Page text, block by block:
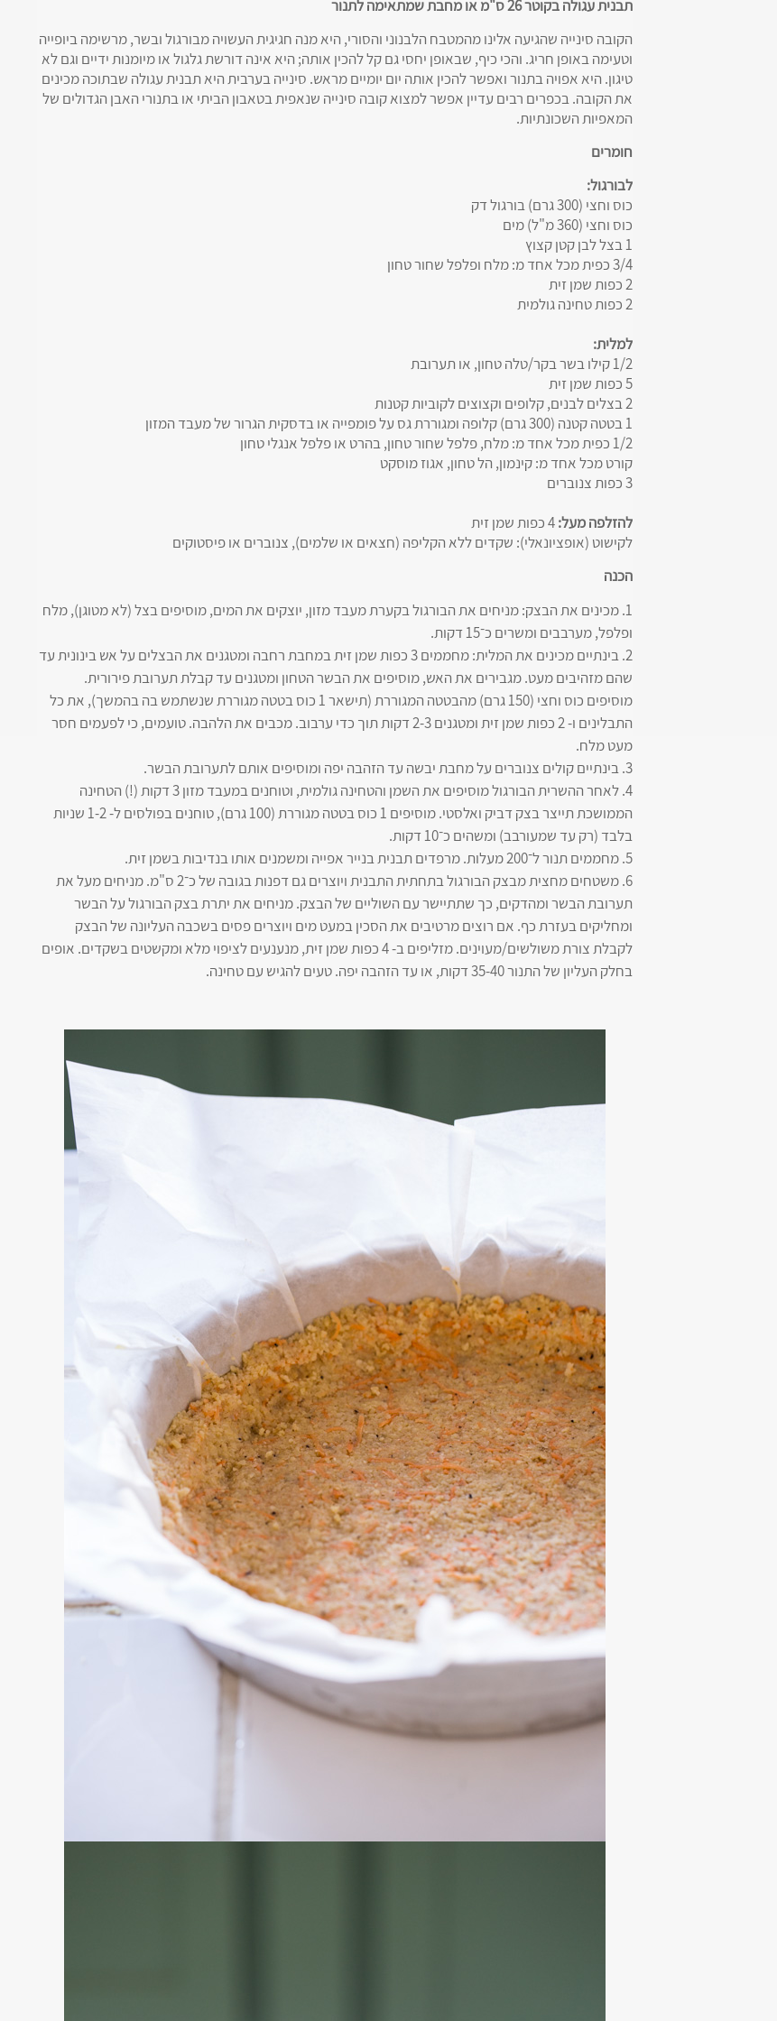
תבנית עגולה בקוטר 26 ס"מ או מחבת שמתאימה לתנור
הקובה סינייה שהגיעה אלינו מהמטבח הלבנוני והסורי, היא מנה חגיגית העשויה מבורגול ובשר, מרשימה ביופייה
וטעימה באופן חריג. והכי כיף, שבאופן יחסי גם קל להכין אותה; היא אינה דורשת גלגול או מיומנות ידיים וגם לא
טיגון. היא אפויה בתנור ואפשר להכין אותה יום יומיים מראש. סינייה בערבית היא תבנית עגולה שבתוכה מכינים
את הקובה. בכפרים רבים עדיין אפשר למצוא קובה סינייה שנאפית בטאבון הביתי או בתנורי האבן הגדולים של
המאפיות השכונתיות.
חומרים
לבורגול:
כוס וחצי (300 גרם) בורגול דק
כוס וחצי (360 מ"ל) מים
1 בצל לבן קטן קצוץ
3/4 כפית מכל אחד מ: מלח ופלפל שחור טחון
2 כפות שמן זית
2 כפות טחינה גולמית
למלית:
1/2 קילו בשר בקר/טלה טחון, או תערובת
5 כפות שמן זית
2 בצלים לבנים, קלופים וקצוצים לקוביות קטנות
1 בטטה קטנה (300 גרם) קלופה ומגוררת גס על פומפייה או בדסקית הגרור של מעבד המזון
1/2 כפית מכל אחד מ: מלח, פלפל שחור טחון, בהרט או פלפל אנגלי טחון
קורט מכל אחד מ: קינמון, הל טחון, אגוז מוסקט
3 כפות צנוברים
להזלפה מעל:4 כפות שמן זית
לקישוט (אופציונאלי): שקדים ללא הקליפה (חצאים או שלמים), צנוברים או פיסטוקים
הכנה
1. מכינים את הבצק: מניחים את הבורגול בקערת מעבד מזון, יוצקים את המים, מוסיפים בצל (לא מטוגן), מלח
ופלפל, מערבבים ומשרים כ־15 דקות.
2. בינתיים מכינים את המלית: מחממים 3 כפות שמן זית במחבת רחבה ומטגנים את הבצלים על אש בינונית עד
שהם מזהיבים מעט. מגבירים את האש, מוסיפים את הבשר הטחון ומטגנים עד קבלת תערובת פירורית.
מוסיפים כוס וחצי (150 גרם) מהבטטה המגוררת (תישאר 1 כוס בטטה מגוררת שנשתמש בה בהמשך), את כל
התבלינים ו- 2 כפות שמן זית ומטגנים 2-3 דקות תוך כדי ערבוב. מכבים את הלהבה. טועמים, כי לפעמים חסר
מעט מלח.
3. בינתיים קולים צנוברים על מחבת יבשה עד הזהבה יפה ומוסיפים אותם לתערובת הבשר.
4. לאחר ההשרית הבורגול מוסיפים את השמן והטחינה גולמית, וטוחנים במעבד מזון 3 דקות (!) הטחינה
הממושכת תייצר בצק דביק ואלסטי. מוסיפים 1 כוס בטטה מגוררת (100 גרם), טוחנים בפולסים ל- 1-2 שניות
בלבד (רק עד שמעורבב) ומשהים כ־10 דקות.
5. מחממים תנור ל־200 מעלות. מרפדים תבנית בנייר אפייה ומשמנים אותו בנדיבות בשמן זית.
6. משטחים מחצית מבצק הבורגול בתחתית התבנית ויוצרים גם דפנות בגובה של כ־2 ס"מ. מניחים מעל את
תערובת הבשר ומהדקים, כך שתתיישר עם השוליים של הבצק. מניחים את יתרת בצק הבורגול על הבשר
ומחליקים בעזרת כף. אם רוצים מרטיבים את הסכין במעט מים ויוצרים פסים בשכבה העליונה של הבצק
לקבלת צורת משולשים/מעוינים. מזליפים ב- 4 כפות שמן זית, מנענעים לציפוי מלא ומקשטים בשקדים. אופים
בחלק העליון של התנור 35-40 דקות, או עד הזהבה יפה. טעים להגיש עם טחינה.